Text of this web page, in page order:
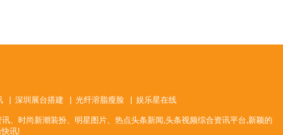
| 深圳展台搭建 光纤溶脂瘦脸| 娱乐星在线
、时尚新潮装扮、明星图片、热点头条新闻,头条视频综合资讯平台,新颖的
讯!